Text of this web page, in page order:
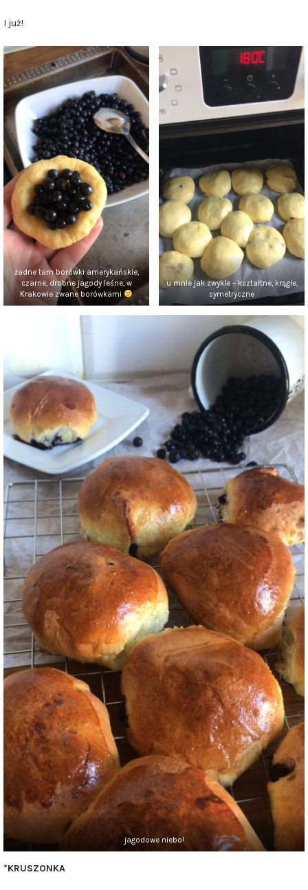
I już!
żadne tam borówki amerykańskie,
czarne, drobne jagody leśne, w
Krakowie zwane borówkami
u mnie jak zwykle – kształtne, krągłe,
symetryczne
jagodowe niebo!
*KRUSZONKA